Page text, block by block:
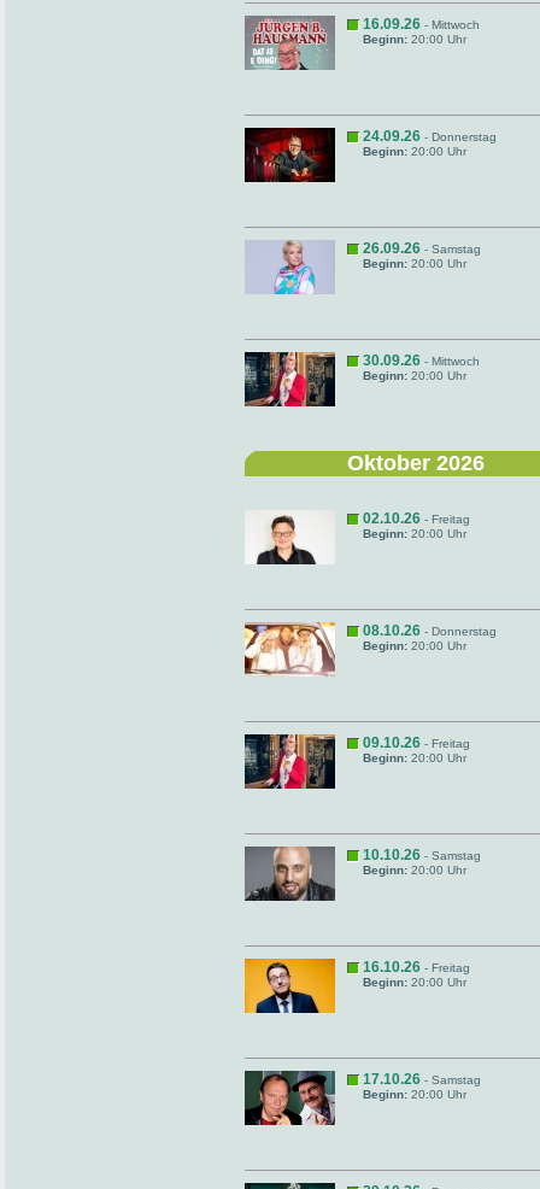
16.09.26 - Mittwoch
Beginn: 20:00 Uhr
24.09.26 - Donnerstag
Beginn: 20:00 Uhr
26.09.26 - Samstag
Beginn: 20:00 Uhr
30.09.26 - Mittwoch
Beginn: 20:00 Uhr
Oktober 2026
02.10.26 - Freitag
Beginn: 20:00 Uhr
08.10.26 - Donnerstag
Beginn: 20:00 Uhr
09.10.26 - Freitag
Beginn: 20:00 Uhr
10.10.26 - Samstag
Beginn: 20:00 Uhr
16.10.26 - Freitag
Beginn: 20:00 Uhr
17.10.26 - Samstag
Beginn: 20:00 Uhr